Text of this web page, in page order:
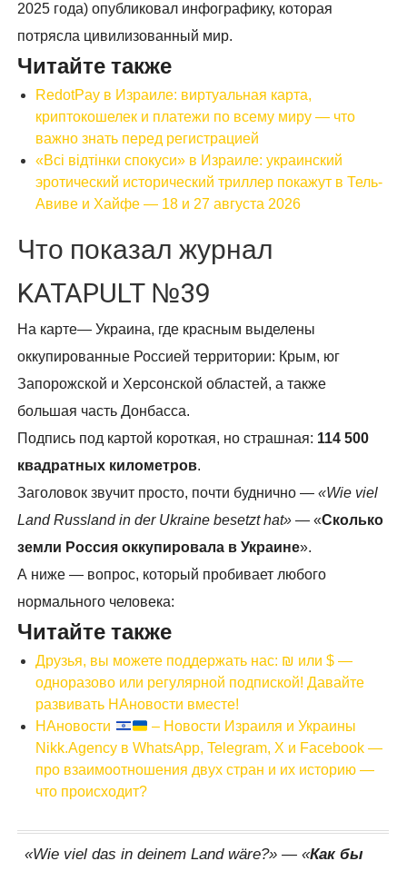
2025 года) опубликовал инфографику, которая
потрясла цивилизованный мир.
Читайте также
RedotPay в Израиле: виртуальная карта,
криптокошелек и платежи по всему миру — что
важно знать перед регистрацией
«Всі відтінки спокуси» в Израиле: украинский
эротический исторический триллер покажут в Тель-
Авиве и Хайфе — 18 и 27 августа 2026
Что показал журнал
KATAPULT №39
На карте— Украина, где красным выделены
оккупированные Россией территории: Крым, юг
Запорожской и Херсонской областей, а также
большая часть Донбасса.
Подпись под картой короткая, но страшная: 114 500
квадратных километров.
Заголовок звучит просто, почти буднично —«Wie viel
Land Russland in der Ukraine besetzt hat» — «Сколько
земли Россия оккупировала в Украине».
А ниже — вопрос, который пробивает любого
нормального человека:
Читайте также
Друзья, вы можете поддержать нас: ₪ или $ —
одноразово или регулярной подпиской! Давайте
развивать НАновости вместе!
НАновости
– Новости Израиля и Украины
Nikk.Agency в WhatsApp, Telegram, X и Facebook —
про взаимоотношения двух стран и их историю —
что происходит?
«Wie viel das in deinem Land wäre?» — «Как бы